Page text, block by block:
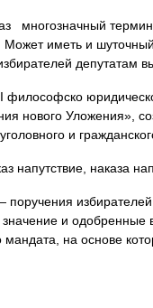
многозначный
Может иметь и
нового Уложения»,
уголовного и
напутствие, наказа
поручения избирателей
и одобренные
мандата, на основе